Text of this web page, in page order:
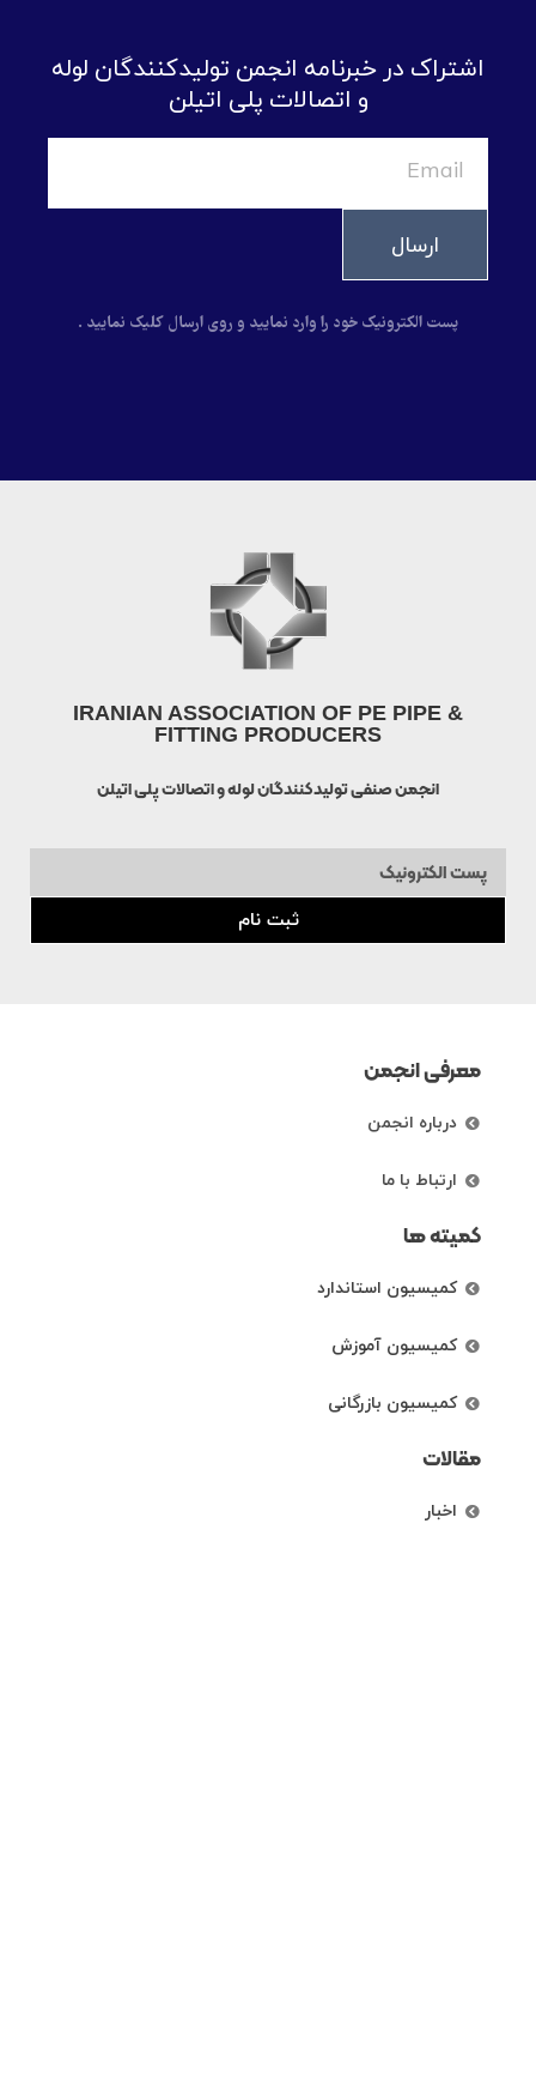
اشتراک در خبرنامه انجمن تولیدکنندگان لوله
و اتصالات پلی اتیلن
ارسال
پست الکترونیک خود را وارد نمایید و روی ارسال کلیک نمایید .
IRANIAN ASSOCIATION OF PE PIPE &
FITTING PRODUCERS
انجمن صنفی تولیدکنندگان لوله و اتصالات پلی اتیلن
ثبت نام
معرفی انجمن
درباره انجمن
ارتباط با ما
کمیته ها
کمیسیون استاندارد
کمیسیون آموزش
کمیسیون بازرگانی
مقالات
اخبار